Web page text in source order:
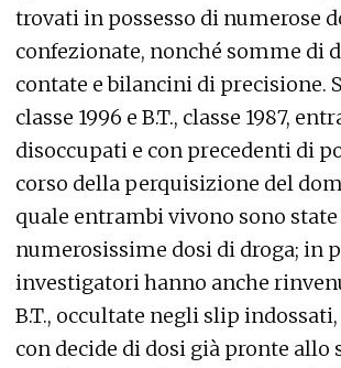
trovati in possesso di numerose
confezionate, nonché somme di
contate e bilancini di precisione.
classe 1996 e B.T., classe 1987,
disoccupati e con precedenti di
corso della perquisizione del
quale entrambi vivono sono
numerosissime dosi di droga; in
investigatori hanno anche
B.T., occultate negli slip
con decide di dosi già pronte allo